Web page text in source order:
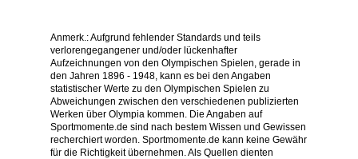
Anmerk.: Aufgrund fehlender Standards und teils
verlorengegangener und/oder lückenhafter
Aufzeichnungen von den Olympischen Spielen, gerade in
den Jahren 1896 - 1948, kann es bei den Angaben
statistischer Werte zu den Olympischen Spielen zu
Abweichungen zwischen den verschiedenen publizierten
Werken über Olympia kommen. Die Angaben auf
Sportmomente.de sind nach bestem Wissen und Gewissen
recherchiert worden. Sportmomente.de kann keine Gewähr
für die Richtigkeit übernehmen. Als Quellen dienten